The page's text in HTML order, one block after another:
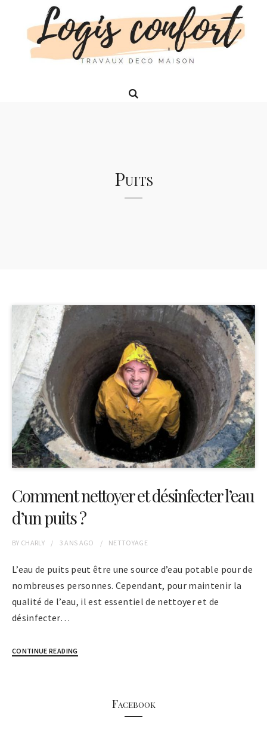
Puits
Comment nettoyer et désinfecter l’eau
d’un puits ?
BY CHARLY 3 ANS AGO NETTOYAGE
L’eau de puits peut être une source d’eau potable pour de
nombreuses personnes. Cependant, pour maintenir la
qualité de l’eau, il est essentiel de nettoyer et de
désinfecter…
CONTINUE READING
Facebook